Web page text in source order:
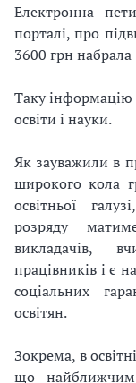
Електронна
порталі, про
3600 грн набрала
Таку інформацію
освіти і науки.
Як зауважили в
широкого кола
освітньої
розряду
викладачів,
працівників і є
соціальних
освітян.
Зокрема, в
що найближчим